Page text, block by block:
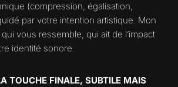
(compression, égalisation,
par votre intention artistique. Mon
vous ressemble, qui ait de l’impact
identité sonore.
TOUCHE FINALE, SUBTILE MAIS